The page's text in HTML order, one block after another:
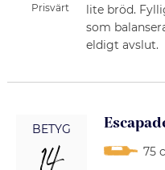
Prisvärt
lite bröd.
som
eldigt avslut.
BETYG
75